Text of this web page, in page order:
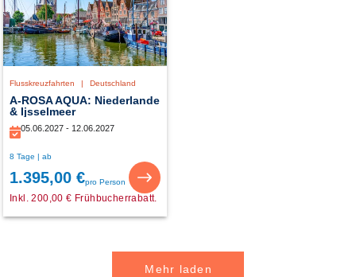
Flusskreuzfahrten | Deutschland
A-ROSA AQUA: Niederlande
& Ijsselmeer
05.06.2027 - 12.06.2027
8 Tage | ab
1.395,00 €pro Person
Inkl. 200,00 € Frühbucherrabatt.
Mehr laden